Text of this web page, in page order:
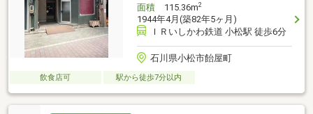
面積115.36m2
1944年4月(築82年5ヶ月)
ＩＲいしかわ鉄道 小松駅 徒歩6分
石川県小松市飴屋町
飲食店可 駅から徒歩7分以内